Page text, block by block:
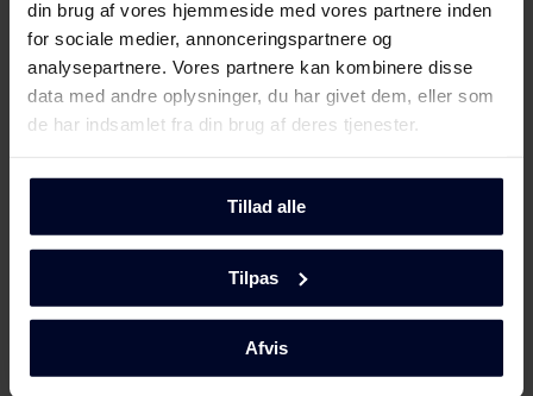
din brug af vores hjemmeside med vores partnere inden
for sociale medier, annonceringspartnere og
analysepartnere. Vores partnere kan kombinere disse
data med andre oplysninger, du har givet dem, eller som
de har indsamlet fra din brug af deres tjenester.
Tillad alle
Tilpas
Afvis
(DK,EN,FI,NO,SV)
Produktbillede KF 311861 N X
Produktbillede KF
Produktbillede KF
311861 N X
Download
Hent alt (5) Hent udvalgt
MødGRAM